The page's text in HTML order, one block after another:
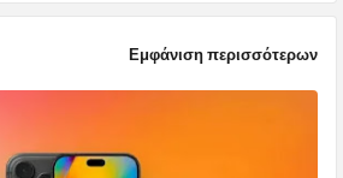
Εμφάνιση περισσότερων